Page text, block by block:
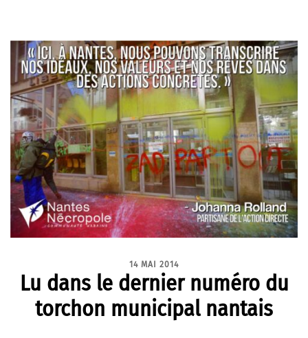
14 MAI 2014
Lu dans le dernier numéro du
torchon municipal nantais